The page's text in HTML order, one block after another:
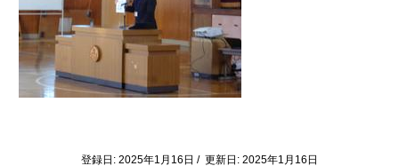
登録日: 2025年1月16日 / 更新日: 2025年1月16日